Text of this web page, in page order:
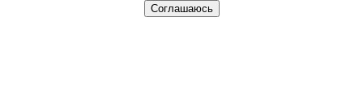
Соглашаюсь